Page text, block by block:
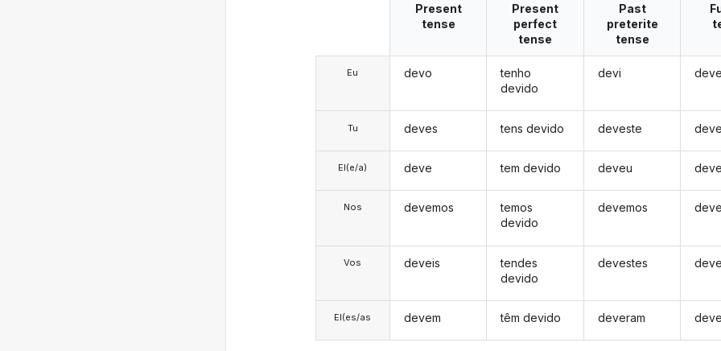
Eu
Tu
El(e/a)
Nos
Vos
El(es/as
Present
tense
devo
deves
deve
devemos
deveis
devem
Present
perfect
tense
tenho
devido
tens devido
tem devido
temos
devido
tendes
devido
têm devido
Past
preterite
tense
devi
deveste
deveu
devemos
devestes
deveram